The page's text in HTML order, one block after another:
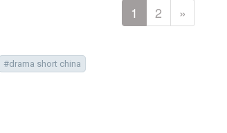
1 2 »
#drama short china